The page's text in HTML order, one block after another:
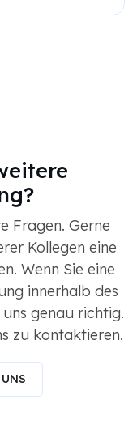
Fragen. Gerne
Kollegen eine
Wenn Sie eine
innerhalb des
genau richtig.
zu kontaktieren.